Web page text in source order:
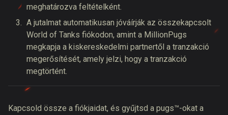
meghatározva feltételként.
A jutalmat automatikusan jóváírják az összekapcsolt
World of Tanks fiókodon, amint a MillionPugs
megkapja a kiskereskedelmi partnertől a tranzakció
megerősítését, amely jelzi, hogy a tranzakció
megtörtént.
Kapcsold össze a fiókjaidat, és gyűjtsd a pugs™-okat a